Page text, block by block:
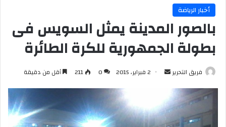
أخبار الرياضة
بالصور المدينة يمثل السويس فى
بطولة الجمهورية للكرة الطائرة
فريق التحرير
أرسل 2 فبراير، 2015 0
211 أقل من دقيقة